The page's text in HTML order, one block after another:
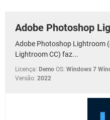
Adobe Photoshop
Adobe Photoshop Lightroom
Lightroom CC) faz...
Licença: Demo OS: Windows 7
Versão: 2022